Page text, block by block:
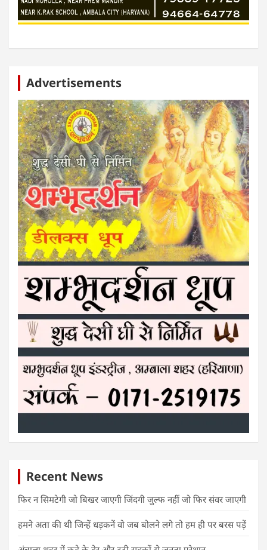
Advertisements
Recent News
फिर न सिमटेगी जो बिखर जाएगी जिंदगी जुल्फ नहीं जो फिर संवर जाएगी
हमने अता की थी जिन्हें धड़कनें वो जब बोलने लगे तो हम ही पर बरस पड़ें